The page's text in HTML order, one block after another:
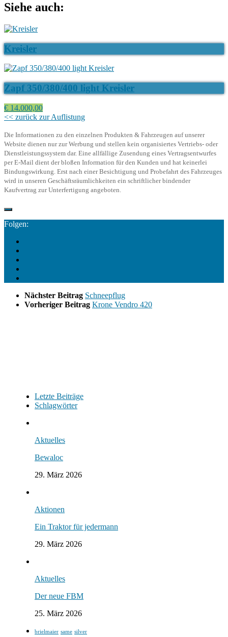
Siehe auch:
Kreisler
Zapf 350/380/400 light Kreisler
€ 14.000,00
<< zurück zur Auflistung
Die Informationen zu den einzelnen Produkten & Fahrzeugen auf unserer
Website dienen nur zur Werbung und stellen kein organisiertes Vertriebs- oder
Dienstleistungssystem dar. Eine allfällige Zusendung eines Vertragsentwurfes
per E-Mail dient der bloßen Information für den Kunden und hat keinerlei
Bindungswirkung. Erst nach einer Besichtigung und Probefahrt des Fahrzeuges
wird in unseren Geschäftsräumlichkeiten ein schriftlicher bindender
Kaufvertrag zur Unterfertigung angeboten.
Folgen:
Nächster Beitrag Schneepflug
Vorheriger Beitrag Krone Vendro 420
Letzte Beiträge
Schlagwörter
Aktuelles
Bewaloc
29. März 2026
Aktionen
Ein Traktor für jedermann
29. März 2026
Aktuelles
Der neue FBM
25. März 2026
brielmaier same silver